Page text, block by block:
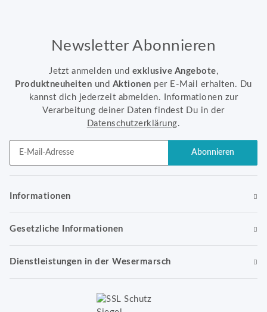
Newsletter Abonnieren
Jetzt anmelden und exklusive Angebote,
Produktneuheiten und Aktionen per E-Mail erhalten. Du
kannst dich jederzeit abmelden. Informationen zur
Verarbeitung deiner Daten findest Du in der
Datenschutzerklärung.
Abonnieren
Informationen
Gesetzliche Informationen
Dienstleistungen in der Wesermarsch